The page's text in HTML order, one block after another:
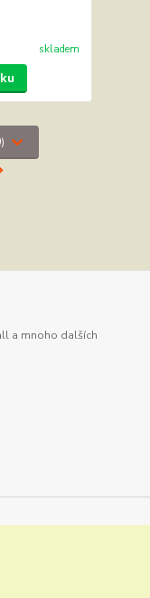
skladem
a mnoho dalších